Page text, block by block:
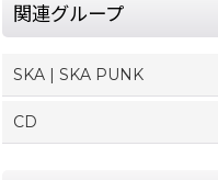
関連グループ
SKA | SKA PUNK
CD